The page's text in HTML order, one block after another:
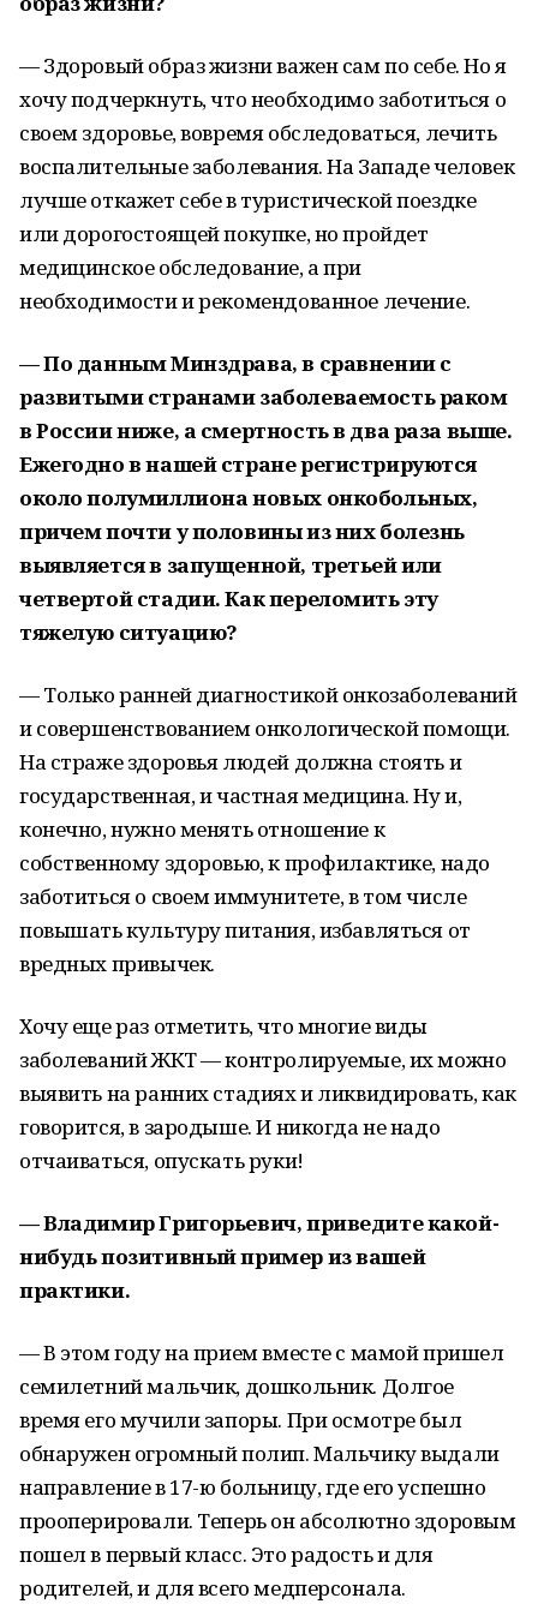
— Здоровый образ жизни важен сам по себе. Но я
хочу подчеркнуть, что необходимо заботиться о
своем здоровье, вовремя обследоваться, лечить
воспалительные заболевания. На Западе человек
лучше откажет себе в туристической поездке
или дорогостоящей покупке, но пройдет
медицинское обследование, а при
необходимости и рекомендованное лечение.
— По данным Минздрава, в сравнении с
развитыми странами заболеваемость раком
в России ниже, а смертность в два раза выше.
Ежегодно в нашей стране регистрируются
около полумиллиона новых онкобольных,
причем почти у половины из них болезнь
выявляется в запущенной, третьей или
четвертой стадии. Как переломить эту
тяжелую ситуацию?
— Только ранней диагностикой онкозаболеваний
и совершенствованием онкологической помощи.
На страже здоровья людей должна стоять и
государственная, и частная медицина. Ну и,
конечно, нужно менять отношение к
собственному здоровью, к профилактике, надо
заботиться о своем иммунитете, в том числе
повышать культуру питания, избавляться от
вредных привычек.
Хочу еще раз отметить, что многие виды
заболеваний ЖКТ — контролируемые, их можно
выявить на ранних стадиях и ликвидировать, как
говорится, в зародыше. И никогда не надо
отчаиваться, опускать руки!
— Владимир Григорьевич, приведите какой-
нибудь позитивный пример из вашей
практики.
— В этом году на прием вместе с мамой пришел
семилетний мальчик, дошкольник. Долгое
время его мучили запоры. При осмотре был
обнаружен огромный полип. Мальчику выдали
направление в 17-ю больницу, где его успешно
прооперировали. Теперь он абсолютно здоровым
пошел в первый класс. Это радость и для
родителей, и для всего медперсонала.